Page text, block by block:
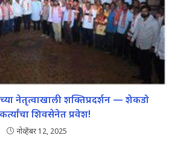
नेतृत्वाखाली शक्तिप्रदर्शन — शेकडो
शिवसेनेत प्रवेश!
नोव्हेंबर 12, 2025